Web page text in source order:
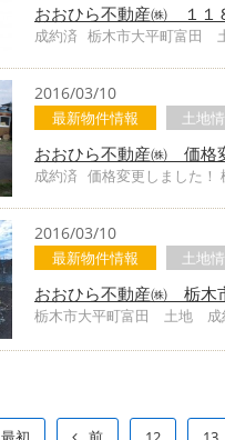
おおひら不動産㈱ １
成約済 栃木市大平町富
2016/03/10
最新物件情報 土地
おおひら不動産㈱ 価
成約済 価格変更しました
2016/03/10
最新物件情報 土地
おおひら不動産㈱ 栃
栃木市大平町富田 土地